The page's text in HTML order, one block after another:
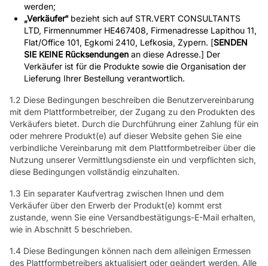
werden;
„Verkäufer“bezieht sich auf STR.VERT CONSULTANTS
LTD, Firmennummer HE467408, Firmenadresse Lapithou 11,
Flat/Office 101, Egkomi 2410, Lefkosia, Zypern. [SENDEN
SIE KEINE Rücksendungen an diese Adresse.] Der
Verkäufer ist für die Produkte sowie die Organisation der
Lieferung Ihrer Bestellung verantwortlich.
1.2 Diese Bedingungen beschreiben die Benutzervereinbarung
mit dem Plattformbetreiber, der Zugang zu den Produkten des
Verkäufers bietet. Durch die Durchführung einer Zahlung für ein
oder mehrere Produkt(e) auf dieser Website gehen Sie eine
verbindliche Vereinbarung mit dem Plattformbetreiber über die
Nutzung unserer Vermittlungsdienste ein und verpflichten sich,
diese Bedingungen vollständig einzuhalten.
1.3 Ein separater Kaufvertrag zwischen Ihnen und dem
Verkäufer über den Erwerb der Produkt(e) kommt erst
zustande, wenn Sie eine Versandbestätigungs-E-Mail erhalten,
wie in Abschnitt 5 beschrieben.
1.4 Diese Bedingungen können nach dem alleinigen Ermessen
des Plattformbetreibers aktualisiert oder geändert werden. Alle